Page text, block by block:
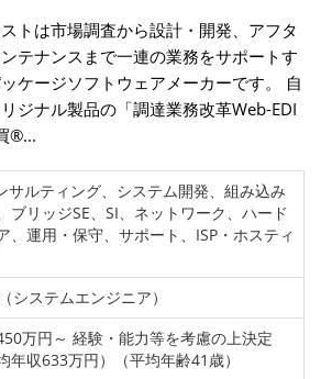
トは市場調査から設計・開発、アフタ
テナンスまで一連の業務をサポートす
ケージソフトウェアメーカーです。 自
ジナル製品の「調達業務改革Web-EDI
®...
サルティング、システム開発、組み込み
ブリッジSE、SI、ネットワーク、ハード
、運用・保守、サポート、ISP・ホスティ
（システムエンジニア）
万円～ 経験・能力等を考慮の上決定
年収633万円）（平均年齢41歳）